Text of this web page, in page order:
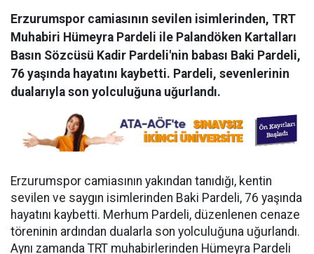
Erzurumspor camiasının sevilen isimlerinden, TRT
Muhabiri Hümeyra Pardeli ile Palandöken Kartalları
Basın Sözcüsü Kadir Pardeli'nin babası Baki Pardeli,
76 yaşında hayatını kaybetti. Pardeli, sevenlerinin
dualarıyla son yolculuğuna uğurlandı.
Erzurumspor camiasının yakından tanıdığı, kentin
sevilen ve saygın isimlerinden Baki Pardeli, 76 yaşında
hayatını kaybetti. Merhum Pardeli, düzenlenen cenaze
töreninin ardından dualarla son yolculuğuna uğurlandı.
Aynı zamanda TRT muhabirlerinden Hümeyra Pardeli